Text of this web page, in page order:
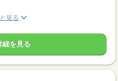
見る
細を見る